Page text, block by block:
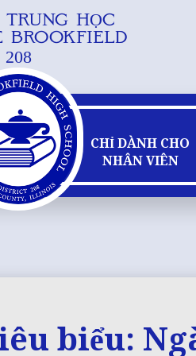
Bỏ
qua
nội
dung
chính
TRUNG HỌC
BROOKFIELD
208
CHỈ DÀNH CHO
NHÂN VIÊN
biểu: